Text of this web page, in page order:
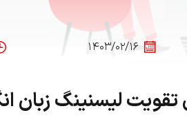
۱۴۰۳/۰۲/۱۶
تقویت لیسنینگ زبان